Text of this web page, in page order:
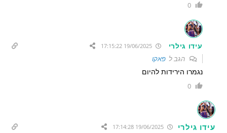
0
עידו גילרי 19/06/2025 17:15:22
הגב לפאקו
נגמרו הירידות להיום
0
עידו גילרי 19/06/2025 17:14:28